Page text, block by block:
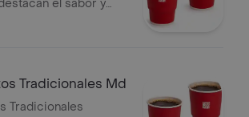
el sabor y
Valdez.
Tradicionales Md
Tradicionales